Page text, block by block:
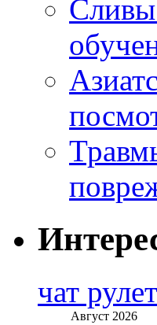
чат
Август 2026